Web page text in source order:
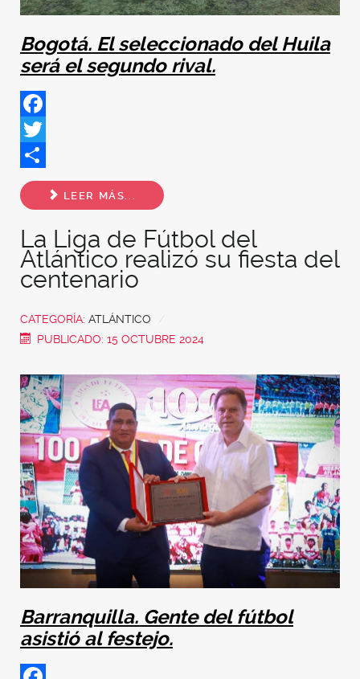
Bogotá. El seleccionado del Huila
será el segundo rival.
Facebook
Twitter
Share
LEER MÁS...
La Liga de Fútbol del
Atlántico realizó su fiesta del
centenario
CATEGORÍA: ATLÁNTICO
PUBLICADO: 15 OCTUBRE 2024
Barranquilla. Gente del fútbol
asistió al festejo.